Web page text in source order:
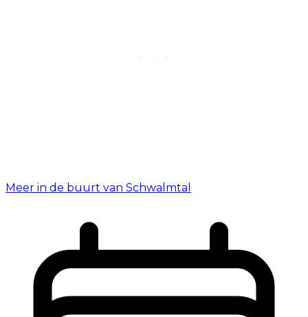
Meer in de buurt van Schwalmtal